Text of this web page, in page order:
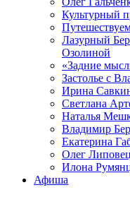
Культурный
Лазурный
Озолиной
«Задние
Застолье с
Ирина
Светлана
Наталья
Владимир
Екатерина
Олег
Илона
Афиша